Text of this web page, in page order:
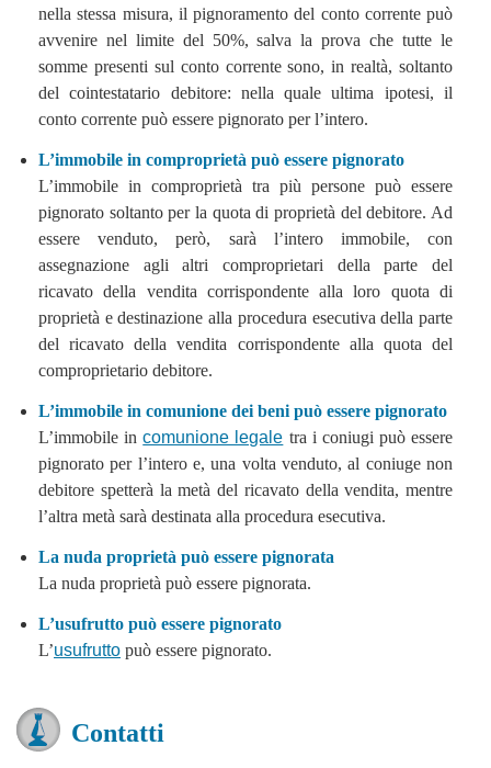
nella stessa misura, il pignoramento del conto corrente può
avvenire nel limite del 50%, salva la prova che tutte le
somme presenti sul conto corrente sono, in realtà, soltanto
del cointestatario debitore: nella quale ultima ipotesi, il
conto corrente può essere pignorato per l’intero.
L’immobile in comproprietà può essere pignorato
L’immobile in comproprietà tra più persone può essere
pignorato soltanto per la quota di proprietà del debitore. Ad
essere venduto, però, sarà l’intero immobile, con
assegnazione agli altri comproprietari della parte del
ricavato della vendita corrispondente alla loro quota di
proprietà e destinazione alla procedura esecutiva della parte
del ricavato della vendita corrispondente alla quota del
comproprietario debitore.
L’immobile in comunione dei beni può essere pignorato
L’immobile incomunione legale tra i coniugi può essere
pignorato per l’intero e, una volta venduto, al coniuge non
debitore spetterà la metà del ricavato della vendita, mentre
l’altra metà sarà destinata alla procedura esecutiva.
La nuda proprietà può essere pignorata
La nuda proprietà può essere pignorata.
L’usufrutto può essere pignorato
L’usufrutto può essere pignorato.
Contatti